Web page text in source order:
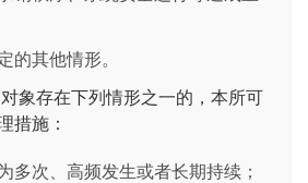
的其他情形。
象存在下列情形之一的，本所可
措施：
多次、高频发生或者长期持续；